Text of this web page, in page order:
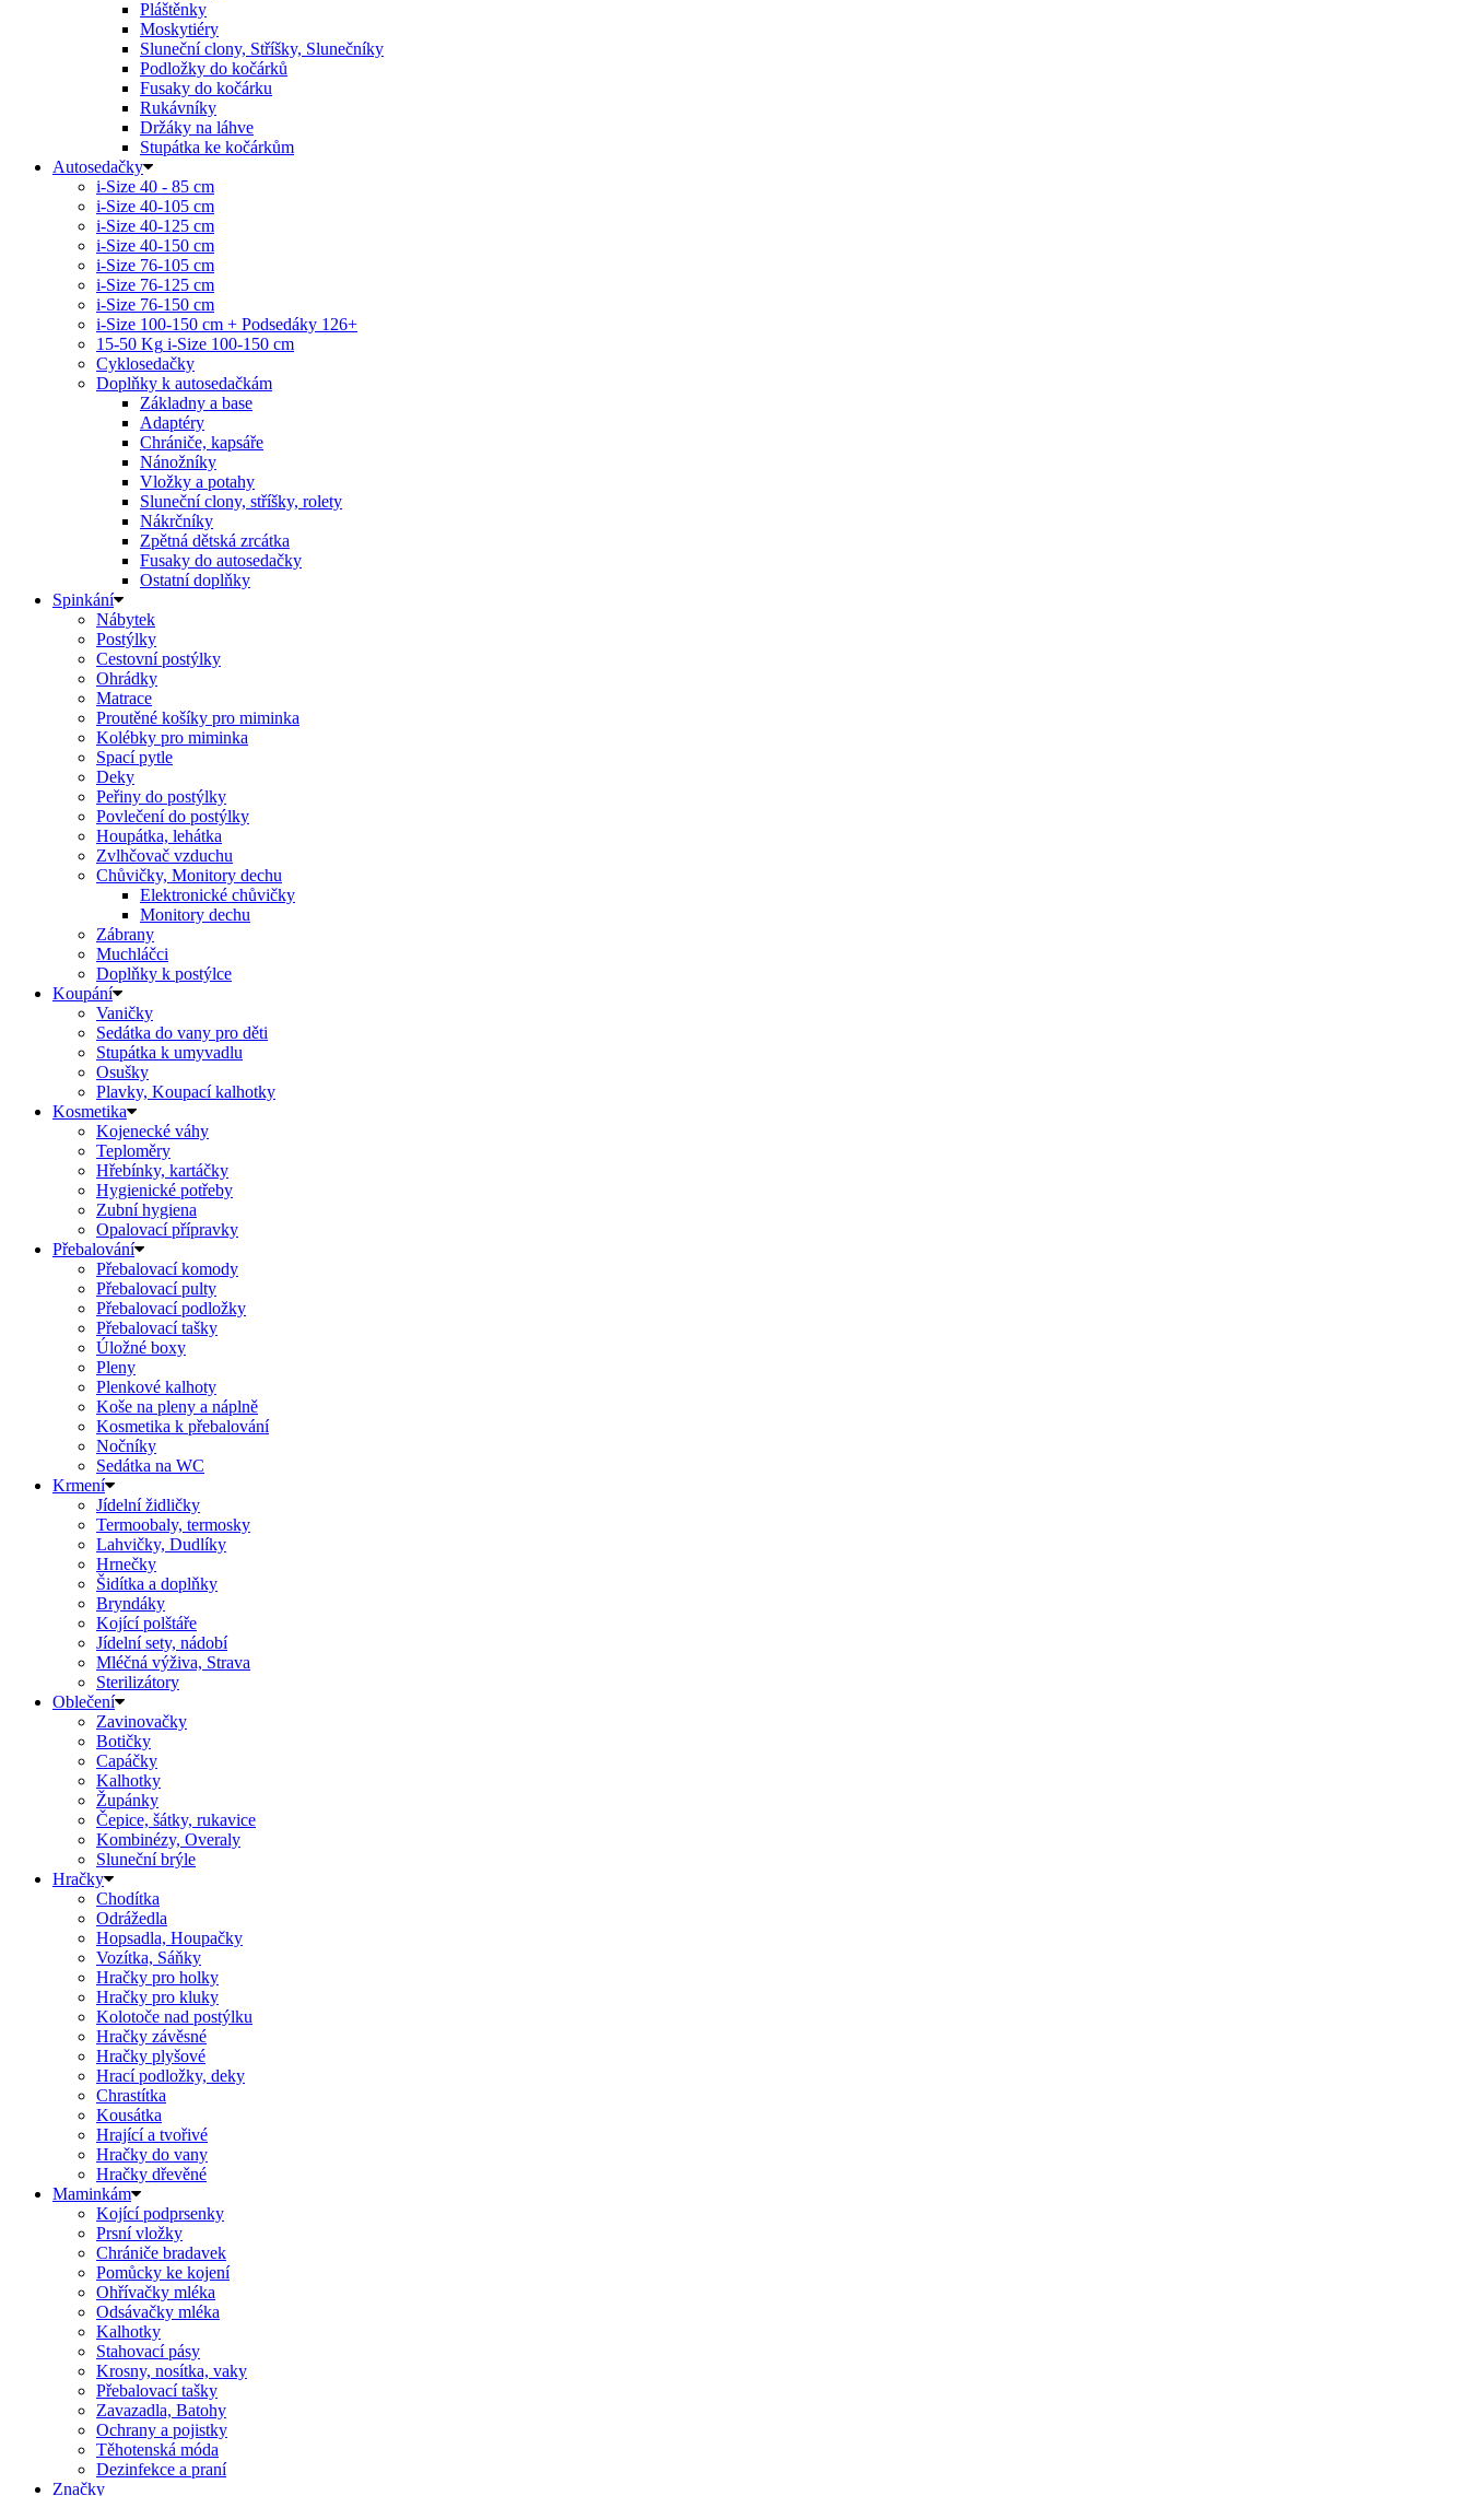
Pláštěnky
Moskytiéry
Sluneční clony, Stříšky, Slunečníky
Podložky do kočárků
Fusaky do kočárku
Rukávníky
Držáky na láhve
Stupátka ke kočárkům
Autosedačky
i-Size 40 - 85 cm
i-Size 40-105 cm
i-Size 40-125 cm
i-Size 40-150 cm
i-Size 76-105 cm
i-Size 76-125 cm
i-Size 76-150 cm
i-Size 100-150 cm + Podsedáky 126+
15-50 Kg i-Size 100-150 cm
Cyklosedačky
Doplňky k autosedačkám
Základny a base
Adaptéry
Chrániče, kapsáře
Nánožníky
Vložky a potahy
Sluneční clony, stříšky, rolety
Nákrčníky
Zpětná dětská zrcátka
Fusaky do autosedačky
Ostatní doplňky
Spinkání
Nábytek
Postýlky
Cestovní postýlky
Ohrádky
Matrace
Proutěné košíky pro miminka
Kolébky pro miminka
Spací pytle
Deky
Peřiny do postýlky
Povlečení do postýlky
Houpátka, lehátka
Zvlhčovač vzduchu
Chůvičky, Monitory dechu
Elektronické chůvičky
Monitory dechu
Zábrany
Muchláčci
Doplňky k postýlce
Koupání
Vaničky
Sedátka do vany pro děti
Stupátka k umyvadlu
Osušky
Plavky, Koupací kalhotky
Kosmetika
Kojenecké váhy
Teploměry
Hřebínky, kartáčky
Hygienické potřeby
Zubní hygiena
Opalovací přípravky
Přebalování
Přebalovací komody
Přebalovací pulty
Přebalovací podložky
Přebalovací tašky
Úložné boxy
Pleny
Plenkové kalhoty
Koše na pleny a náplně
Kosmetika k přebalování
Nočníky
Sedátka na WC
Krmení
Jídelní židličky
Termoobaly, termosky
Lahvičky, Dudlíky
Hrnečky
Šidítka a doplňky
Bryndáky
Kojící polštáře
Jídelní sety, nádobí
Mléčná výživa, Strava
Sterilizátory
Oblečení
Zavinovačky
Botičky
Capáčky
Kalhotky
Župánky
Čepice, šátky, rukavice
Kombinézy, Overaly
Sluneční brýle
Hračky
Chodítka
Odrážedla
Hopsadla, Houpačky
Vozítka, Sáňky
Hračky pro holky
Hračky pro kluky
Kolotoče nad postýlku
Hračky závěsné
Hračky plyšové
Hrací podložky, deky
Chrastítka
Kousátka
Hrající a tvořivé
Hračky do vany
Hračky dřevěné
Maminkám
Kojící podprsenky
Prsní vložky
Chrániče bradavek
Pomůcky ke kojení
Ohřívačky mléka
Odsávačky mléka
Kalhotky
Stahovací pásy
Krosny, nosítka, vaky
Přebalovací tašky
Zavazadla, Batohy
Ochrany a pojistky
Těhotenská móda
Dezinfekce a praní
Značky